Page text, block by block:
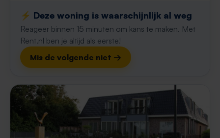
⚡️ Deze woning is waarschijnlijk al weg
Reageer binnen 15 minuten om kans te maken. Met
Rent.nl ben je altijd als eerste!
Mis de volgende niet →